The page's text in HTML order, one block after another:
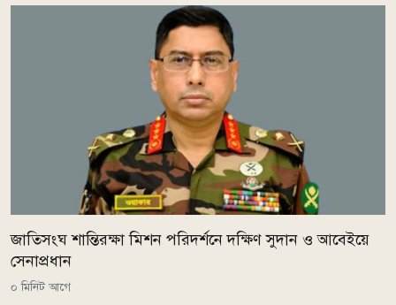
জাতিসংঘ শান্তিরক্ষা মিশন পরিদর্শনে দক্ষিণ সুদান ও আবেইয়ে
সেনাপ্রধান
০ মিনিট আগে